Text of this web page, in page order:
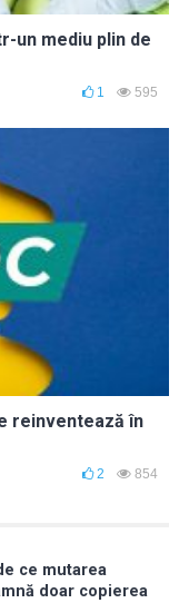
un mediu plin de
1 595
reinventează în
2 854
ce mutarea
doar copierea